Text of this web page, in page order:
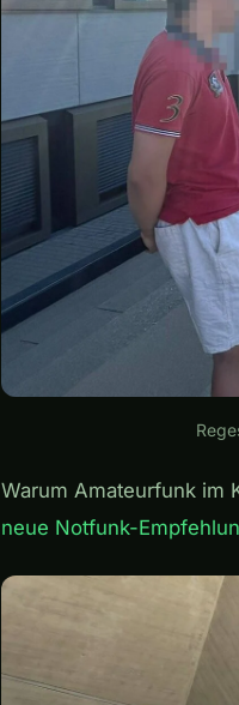
Warum Amateurfunk im
neue Notfunk-